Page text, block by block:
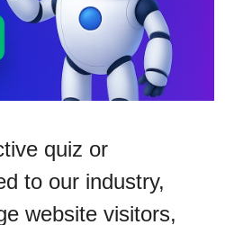
quiz or
to our industry,
website visitors,